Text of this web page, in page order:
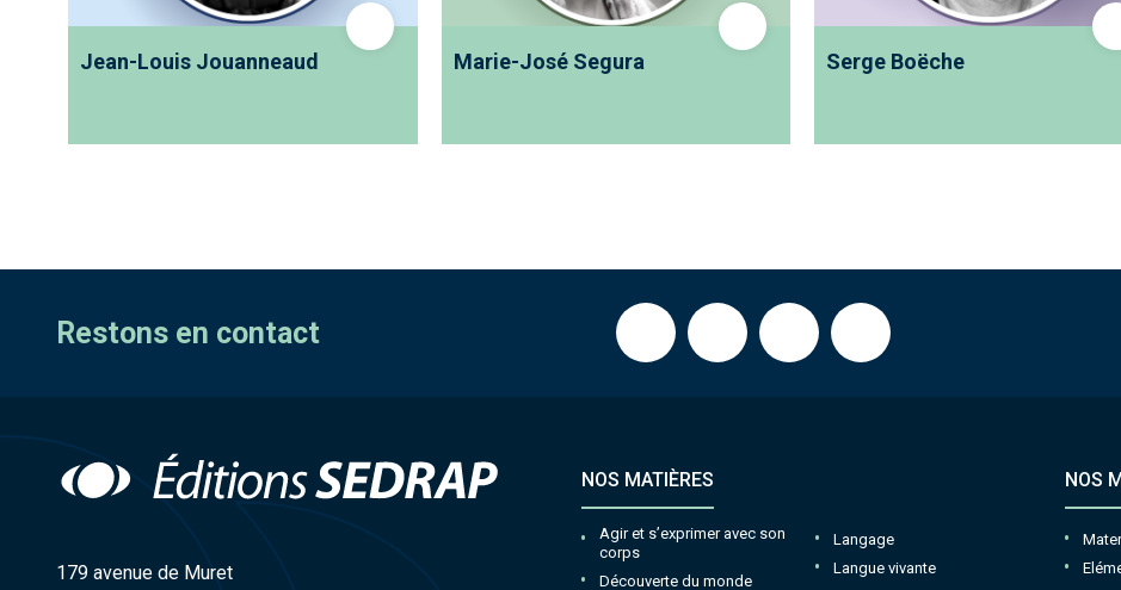
Jean-Louis Jouanneaud Marie-José Segura Serge Boëche
Restons en contact
179 avenue de Muret
NOS MATIÈRES
Agir et s’exprimer avec son
corps
Découverte du monde
Langage
Langue vivante
NOS